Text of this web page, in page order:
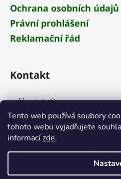
Tento web používá soubory
tohoto webu vyjadřujete
informacízde.
Ochrana osobních údajů
Právní prohlášení
Reklamační řád
Kontakt
info@aros.cz
+420 284 681 652